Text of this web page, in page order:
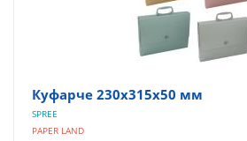
Куфарче 230х315х50 мм
SPREE
PAPER LAND